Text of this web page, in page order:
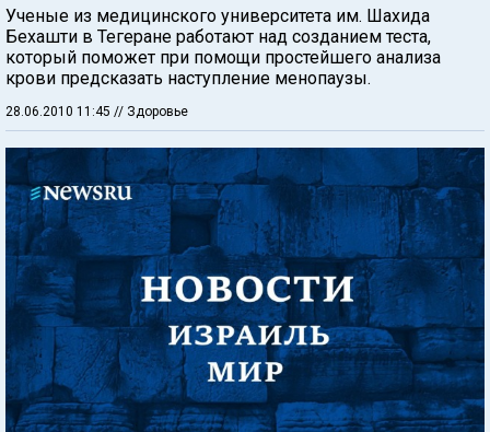
Ученые из медицинского университета им. Шахида
Бехашти в Тегеране работают над созданием теста,
который поможет при помощи простейшего анализа
крови предсказать наступление менопаузы.
28.06.2010 11:45 // Здоровье